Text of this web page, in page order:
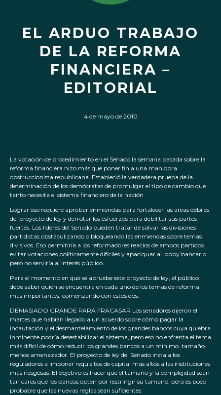
EL ARDUO TRABAJO
DE LA REFORMA
FINANCIERA –
EDITORIAL
4 de mayo de 2010
La votación de procedimiento en el Senado la semana pasada sobre la
reforma financiera hizo más que poner fin a una maniobra
obstruccionista republicana. Estableció la verdadera prueba de la
determinación de los demócratas de promulgar el tipo de cambio que
tanto necesita el sistema financiero de la nación.
Lograr eso requiere aprobar enmiendas para fortalecer las áreas débiles
del proyecto de ley y derrotar los esfuerzos para debilitar sus partes
fuertes. Los líderes del Senado pueden tratar de salvar las divisiones
partidistas obstaculizando o bloqueando las enmiendas sobre temas
divisivos. Eso permitiría a los reformadores reacios de ambos partidos
evitar votaciones políticamente difíciles y apaciguar al lobby bancario,
pero no serviría al interés público.
Para el momento en que se apruebe este proyecto de ley, el público
debe saber quién se encuentra en cada uno de los temas de reforma
más importantes, comenzando con estos dos:
DEMASIADO GRANDE PARA FRACASAR Los senadores dijeron el
martes que habían llegado a un acuerdo sobre cómo pagar la
incautación y el desmantelamiento de los grandes bancos cuya quiebra
inminente podría desestabilizar el sistema, pero eso no enfrenta el tema
más difícil de cómo reducir los grandes bancos a un mínimo. tamaño
menos amenazador. El proyecto de ley del Senado insta a los
reguladores a imponer requisitos de capital más altos a las instituciones
más riesgosas. El objetivo es hacer que el tamaño y la complejidad sean
tan caros que los bancos opten por restringir su tamaño, pero es poco
probable que las nuevas reglas sean suficientes.